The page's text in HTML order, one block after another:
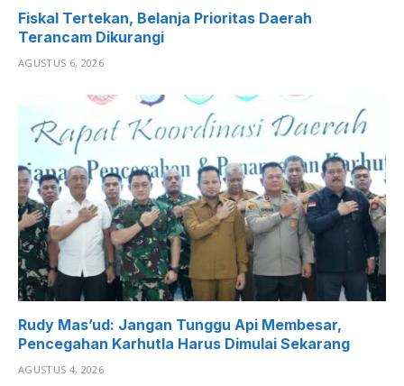
Fiskal Tertekan, Belanja Prioritas Daerah
Terancam Dikurangi
AGUSTUS 6, 2026
Rudy Mas’ud: Jangan Tunggu Api Membesar,
Pencegahan Karhutla Harus Dimulai Sekarang
AGUSTUS 4, 2026